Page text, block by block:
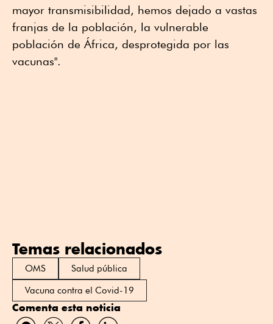
mayor transmisibilidad, hemos dejado a vastas
franjas de la población, la vulnerable
población de África, desprotegida por las
vacunas".
Temas relacionados
OMS
Salud pública
Vacuna contra el Covid-19
Comenta esta noticia